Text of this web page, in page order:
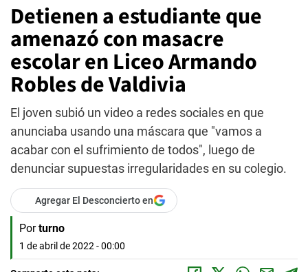
Detienen a estudiante que
amenazó con masacre
escolar en Liceo Armando
Robles de Valdivia
El joven subió un video a redes sociales en que
anunciaba usando una máscara que "vamos a
acabar con el sufrimiento de todos", luego de
denunciar supuestas irregularidades en su colegio.
Agregar El Desconcierto en
Por turno
1 de abril de 2022 - 00:00